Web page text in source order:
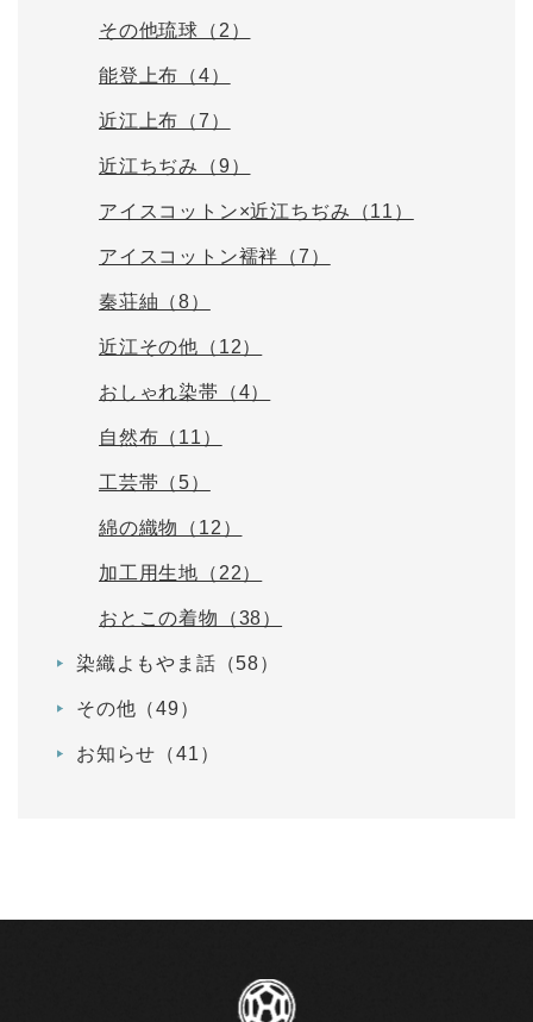
その他琉球（2）
能登上布（4）
近江上布（7）
近江ちぢみ（9）
アイスコットン×近江ちぢみ（11）
アイスコットン襦袢（7）
秦荘紬（8）
近江その他（12）
おしゃれ染帯（4）
自然布（11）
工芸帯（5）
綿の織物（12）
加工用生地（22）
おとこの着物（38）
染織よもやま話（58）
その他（49）
お知らせ（41）